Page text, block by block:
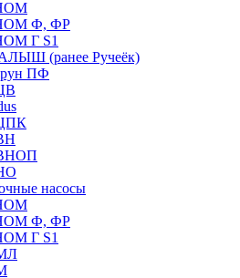
Ф, ФР
Г S1
(ранее Ручеёк)
ПФ
насосы
Ф, ФР
Г S1